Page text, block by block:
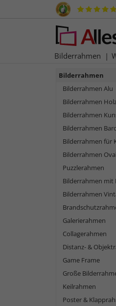
Bilderrahmen
Bilderrahmen
Bilderrahmen Alu
Bilderrahmen
Bilderrahmen
Bilderrahmen
Bilderrahmen für
Bilderrahmen
Puzzlerahmen
Bilderrahmen mit
Bilderrahmen
Galerierahmen
Collagerahmen
Distanz- &
Game Frame
Große
Keilrahmen
Poster &